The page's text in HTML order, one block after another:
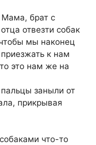
брат с
отвезти собак
мы наконец
к нам
это нам же на
заныли от
прикрывая
что-то